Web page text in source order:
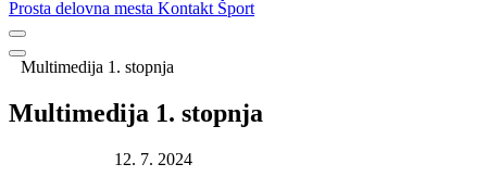
Prosta delovna mesta Kontakt Šport
Multimedija 1. stopnja
Multimedija 1. stopnja
12. 7. 2024